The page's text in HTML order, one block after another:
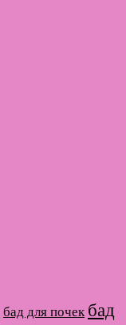
бад для почек бад